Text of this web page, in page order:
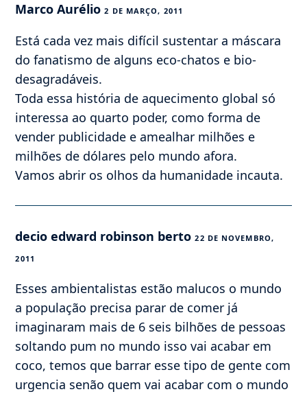
Marco Aurélio2 DE MARÇO, 2011
Está cada vez mais difícil sustentar a máscara
do fanatismo de alguns eco-chatos e bio-
desagradáveis.
Toda essa história de aquecimento global só
interessa ao quarto poder, como forma de
vender publicidade e amealhar milhões e
milhões de dólares pelo mundo afora.
Vamos abrir os olhos da humanidade incauta.
decio edward robinson berto22 DE NOVEMBRO,
2011
Esses ambientalistas estão malucos o mundo
a população precisa parar de comer já
imaginaram mais de 6 seis bilhões de pessoas
soltando pum no mundo isso vai acabar em
coco, temos que barrar esse tipo de gente com
urgencia senão quem vai acabar com o mundo